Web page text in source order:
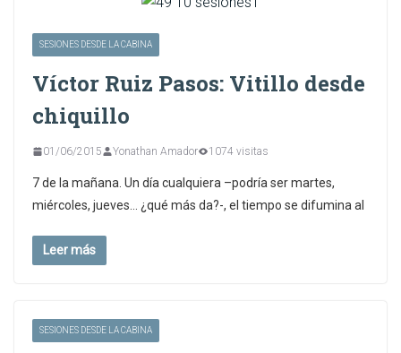
SESIONES DESDE LA CABINA
Víctor Ruiz Pasos: Vitillo desde
chiquillo
01/06/2015 Yonathan Amador 1074 visitas
7 de la mañana. Un día cualquiera –podría ser martes,
miércoles, jueves… ¿qué más da?-, el tiempo se difumina al
Leer más
SESIONES DESDE LA CABINA